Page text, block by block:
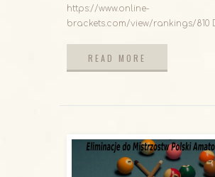
https://www.online-
brackets.com/view/rankings/810
READ MORE